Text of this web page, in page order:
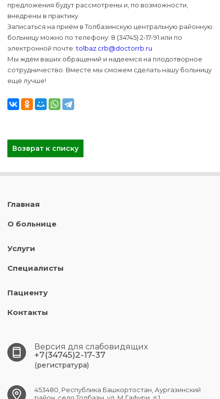
предложения будут рассмотрены и, по возможности,
внедрены в практику.
Записаться на приём в Толбазинскую центральную районную
больницу можно по телефону: 8 (34745) 2-17-91 или по
электронной почте:tolbaz.crb@doctorrb.ru
Мы ждём ваших обращений и надеемся на плодотворное
сотрудничество. Вместе мы сможем сделать нашу больницу
ещё лучше!
Возврат к списку
Главная
О больнице
Услуги
Специалисты
Пациенту
Контакты
Версия для слабовидящих
+7(34745)2-17-37
(регистратура)
453480, Республика Башкортостан, Аургазинский
район, село Толбазы, ул. М.Гафури, д.1